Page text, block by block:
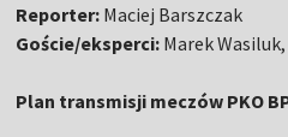
Reporter: Maciej Barszczak
Goście/eksperci: Marek
Plan transmisji meczów PKO